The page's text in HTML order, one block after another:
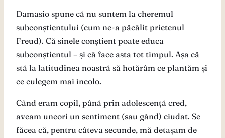
Damasio spune că nu suntem la cheremul
subconștientului (cum ne-a păcălit prietenul
Freud). Că sinele conștient poate educa
subconștientul – și că face asta tot timpul. Așa că
stă la latitudinea noastră să hotărâm ce plantăm și
ce culegem mai încolo.
Când eram copil, până prin adolescență cred,
aveam uneori un sentiment (sau gând) ciudat. Se
făcea că, pentru câteva secunde, mă detașam de